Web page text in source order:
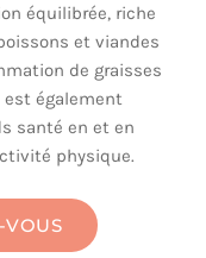
équilibrée, riche
et viandes
de graisses
est également
santé en et en
physique.
VOUS